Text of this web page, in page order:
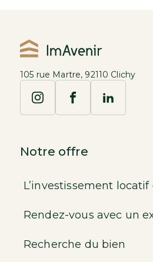
105 rue Martre, 92110 Clichy
Notre offre
L’investissement
Rendez-vous avec un
Recherche du bien